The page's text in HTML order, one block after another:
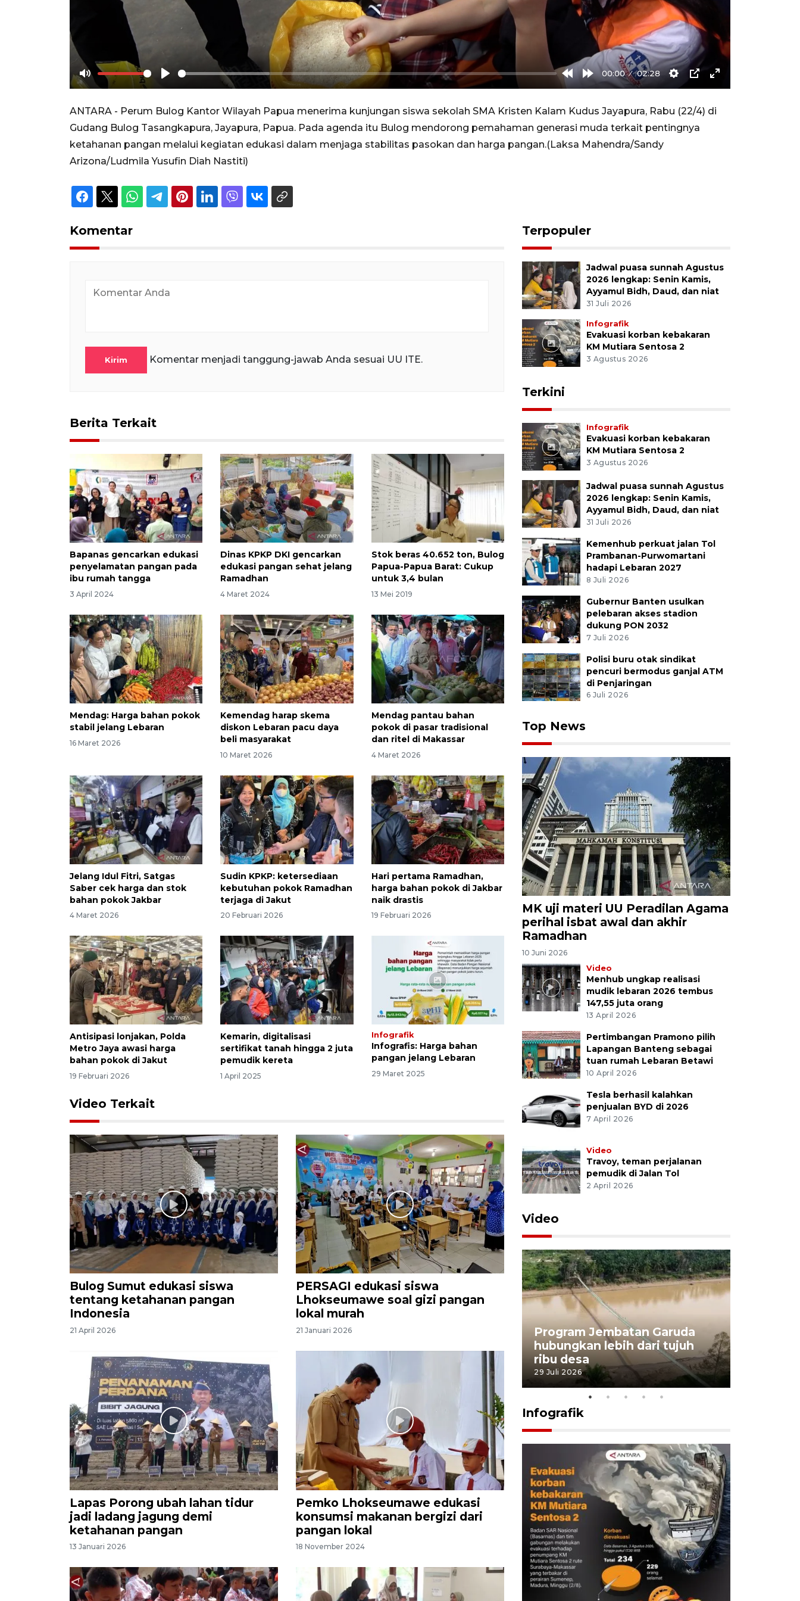
Mute Play
RewindForward
00:00 02:28
Settings
PIP Enter
ANTARA - Perum Bulog Kantor Wilayah Papua menerima kunjungan siswa sekolah SMA Kristen Kalam Kudus Jayapura, Rabu (22/4) di
Gudang Bulog Tasangkapura, Jayapura, Papua. Pada agenda itu Bulog mendorong pemahaman generasi muda terkait pentingnya
ketahanan pangan melalui kegiatan edukasi dalam menjaga stabilitas pasokan dan harga pangan.(Laksa Mahendra/Sandy
Arizona/Ludmila Yusufin Diah Nastiti)
Komentar
Kirim Komentar menjadi tanggung-jawab Anda sesuai UU ITE.
Berita Terkait
Bapanas gencarkan edukasi
penyelamatan pangan pada
ibu rumah tangga
3 April 2024
Dinas KPKP DKI gencarkan
edukasi pangan sehat jelang
Ramadhan
4 Maret 2024
Stok beras 40.652 ton, Bulog
Papua-Papua Barat: Cukup
untuk 3,4 bulan
13 Mei 2019
Mendag: Harga bahan pokok
stabil jelang Lebaran
16 Maret 2026
Kemendag harap skema
diskon Lebaran pacu daya
beli masyarakat
10 Maret 2026
Mendag pantau bahan
pokok di pasar tradisional
dan ritel di Makassar
4 Maret 2026
Jelang Idul Fitri, Satgas
Saber cek harga dan stok
bahan pokok Jakbar
4 Maret 2026
Sudin KPKP: ketersediaan
kebutuhan pokok Ramadhan
terjaga di Jakut
20 Februari 2026
Hari pertama Ramadhan,
harga bahan pokok di Jakbar
naik drastis
19 Februari 2026
Antisipasi lonjakan, Polda
Metro Jaya awasi harga
bahan pokok di Jakut
19 Februari 2026
Kemarin, digitalisasi
sertifikat tanah hingga 2 juta
pemudik kereta
1 April 2025
Infografik
Infografis: Harga bahan
pangan jelang Lebaran
29 Maret 2025
Video Terkait
Bulog Sumut edukasi siswa
tentang ketahanan pangan
Indonesia
21 April 2026
PERSAGI edukasi siswa
Lhokseumawe soal gizi pangan
lokal murah
21 Januari 2026
Lapas Porong ubah lahan tidur
jadi ladang jagung demi
ketahanan pangan
13 Januari 2026
Pemko Lhokseumawe edukasi
konsumsi makanan bergizi dari
pangan lokal
18 November 2024
Terpopuler
Jadwal puasa sunnah Agustus
2026 lengkap: Senin Kamis,
Ayyamul Bidh, Daud, dan niat
31 Juli 2026
Infografik
Evakuasi korban kebakaran
KM Mutiara Sentosa 2
3 Agustus 2026
Terkini
Infografik
Evakuasi korban kebakaran
KM Mutiara Sentosa 2
3 Agustus 2026
Jadwal puasa sunnah Agustus
2026 lengkap: Senin Kamis,
Ayyamul Bidh, Daud, dan niat
31 Juli 2026
Kemenhub perkuat jalan Tol
Prambanan-Purwomartani
hadapi Lebaran 2027
8 Juli 2026
Gubernur Banten usulkan
pelebaran akses stadion
dukung PON 2032
7 Juli 2026
Polisi buru otak sindikat
pencuri bermodus ganjal ATM
di Penjaringan
6 Juli 2026
Top News
MK uji materi UU Peradilan Agama
perihal isbat awal dan akhir
Ramadhan
10 Juni 2026
Video
Menhub ungkap realisasi
mudik lebaran 2026 tembus
147,55 juta orang
13 April 2026
Pertimbangan Pramono pilih
Lapangan Banteng sebagai
tuan rumah Lebaran Betawi
10 April 2026
Tesla berhasil kalahkan
penjualan BYD di 2026
7 April 2026
Video
Travoy, teman perjalanan
pemudik di Jalan Tol
2 April 2026
Video
Gabung Persebaya, striker
9 Juli 2026
Program Jembatan Garuda
hubungkan lebih dari tujuh
ribu desa
29 Juli 2026
Infografik